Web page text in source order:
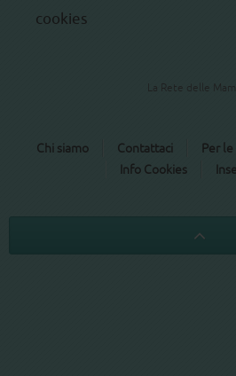
cookies
La Rete delle
Chi siamo Contattaci Per
Info Cookies